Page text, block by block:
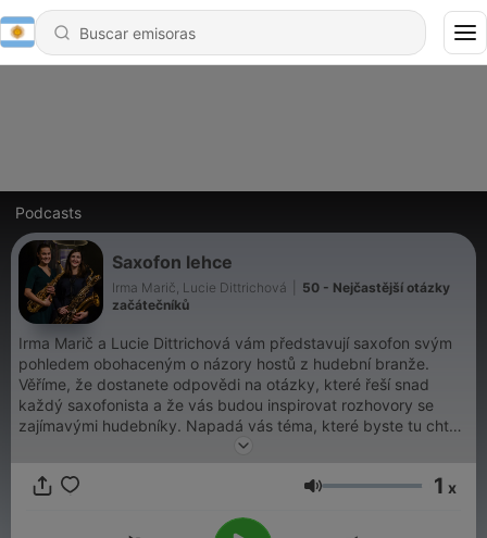
Podcasts
Saxofon lehce
Irma Marič, Lucie Dittrichová
50 - Nejčastější otázky
začátečníků
Irma Marič a Lucie Dittrichová vám představují saxofon svým
pohledem obohaceným o názory hostů z hudební branže.
Věříme, že dostanete odpovědi na otázky, které řeší snad
každý saxofonista a že vás budou inspirovat rozhovory se
zajímavými hudebníky. Napadá vás téma, které byste tu chtěli
Volumen 1 x